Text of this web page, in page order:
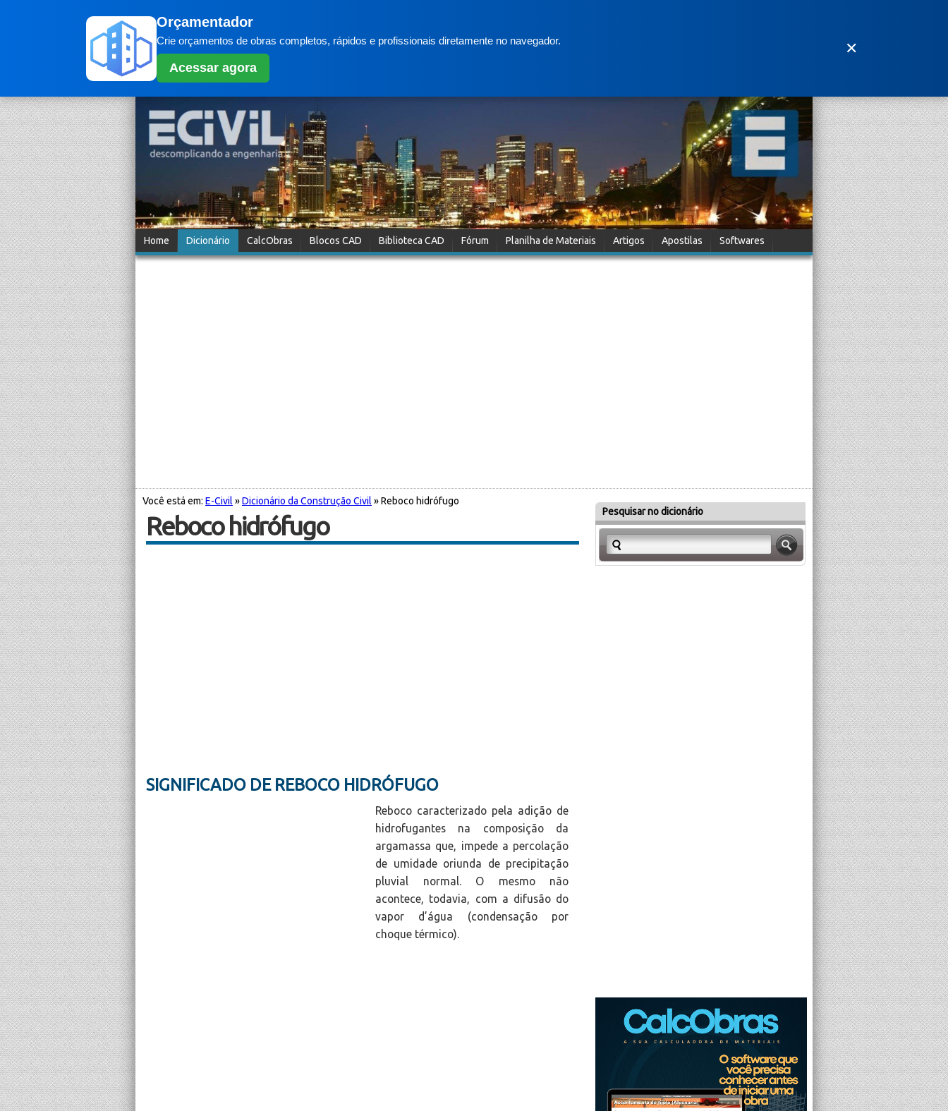
Orçamentador
Crie orçamentos de obras completos, rápidos e profissionais diretamente no navegador.
Acessar agora
✕
Home Dicionário CalcObras Blocos CAD Biblioteca CAD Fórum Planilha de Materiais Artigos Apostilas Softwares
Você está em: E-Civil »Dicionário da Construção Civil » Reboco hidrófugo
Reboco hidrófugo
SIGNIFICADO DE REBOCO HIDRÓFUGO
Reboco caracterizado pela adição de
hidrofugantes na composição da
argamassa que, impede a percolação
de umidade oriunda de precipitação
pluvial normal. O mesmo não
acontece, todavia, com a difusão do
vapor d’água (condensação por
choque térmico).
Pesquisar no dicionário